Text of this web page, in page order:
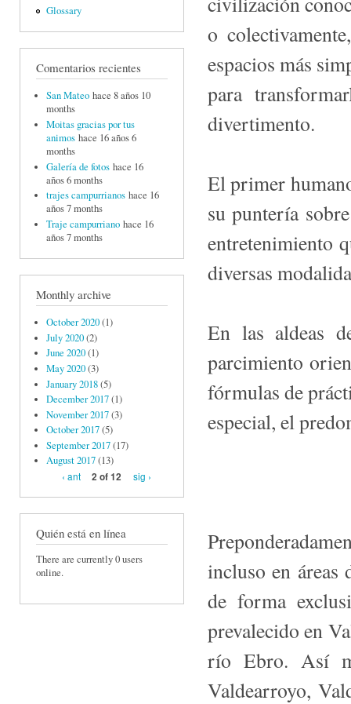
Glossary
Comentarios recientes
San Mateo hace 8 años 10
months
Moitas gracias por tus
animos hace 16 años 6
months
Galería de fotos hace 16
años 6 months
trajes campurrianos hace 16
años 7 months
Traje campurriano hace 16
años 7 months
Monthly archive
October 2020(1)
July 2020(2)
June 2020(1)
May 2020(3)
January 2018(5)
December 2017(1)
November 2017(3)
October 2017(5)
September 2017(17)
August 2017(13)
‹ ant
2 of 12 sig ›
Quién está en línea
There are currently 0 users
online.
o
espacios más
para
divertimento.
El primer
su puntería
entretenimiento
diversas
En las aldeas
parcimiento
fórmulas de
especial, el
incluso en áreas
de forma
prevalecido en
río Ebro. Así
Valdearroyo,